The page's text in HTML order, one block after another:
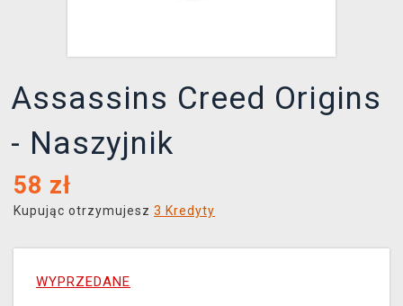
Assassins Creed Origins
- Naszyjnik
58 zł
Kupując otrzymujesz 3 Kredyty
WYPRZEDANE